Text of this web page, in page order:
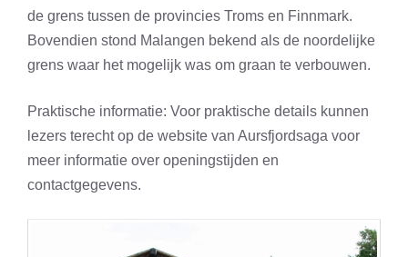
de grens tussen de provincies Troms en Finnmark.
Bovendien stond Malangen bekend als de noordelijke
grens waar het mogelijk was om graan te verbouwen.
Praktische informatie: Voor praktische details kunnen
lezers terecht op de website van Aursfjordsaga voor
meer informatie over openingstijden en
contactgegevens.